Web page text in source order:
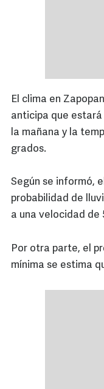
El clima en
anticipa que
la mañana y la
grados.
Según se informó,
probabilidad de
a una velocidad de
Por otra parte, el
mínima se estima